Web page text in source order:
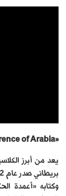
«Lawrence of Arabia»
يعد من أبرز